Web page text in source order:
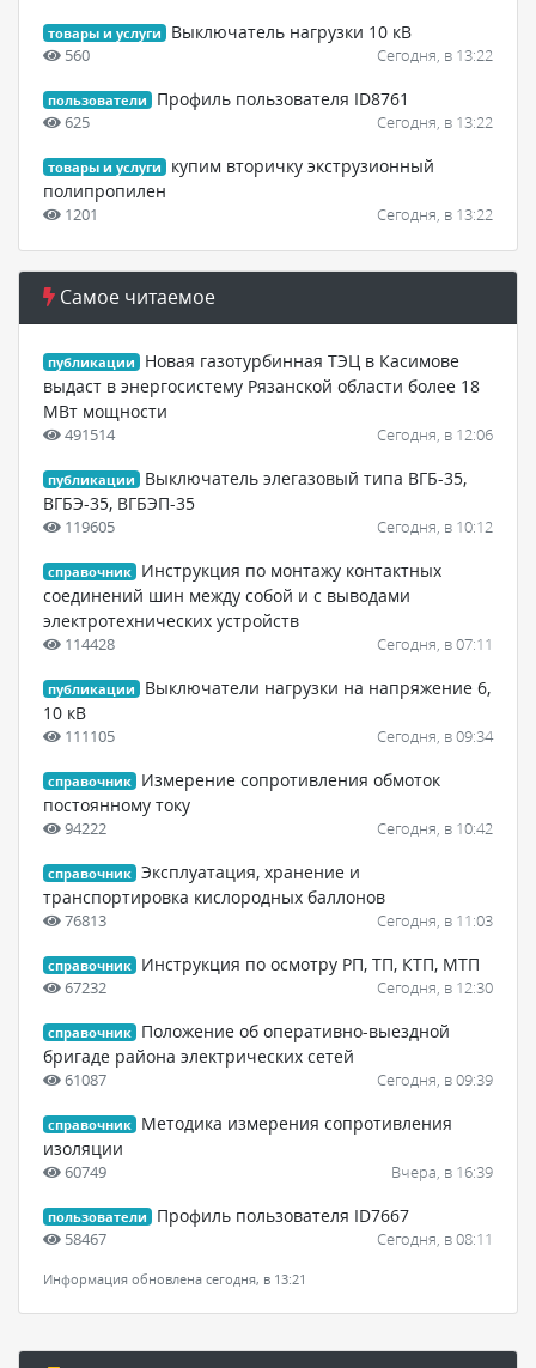
товары и услуги Выключатель нагрузки 10 кВ
560 Сегодня, в 13:22
пользователи Профиль пользователя ID8761
625 Сегодня, в 13:22
товары и услуги
купим вторичку экструзионный
полипропилен
1201 Сегодня, в 13:22
Самое читаемое
публикации
Новая газотурбинная ТЭЦ в Касимове
выдаст в энергосистему Рязанской области более 18
МВт мощности
491514 Сегодня, в 12:06
публикации
Выключатель элегазовый типа ВГБ-35,
ВГБЭ-35, ВГБЭП-35
119605 Сегодня, в 10:12
справочник
Инструкция по монтажу контактных
соединений шин между собой и с выводами
электротехнических устройств
114428 Сегодня, в 07:11
публикации
Выключатели нагрузки на напряжение 6,
10 кВ
111105 Сегодня, в 09:34
справочник
Измерение сопротивления обмоток
постоянному току
94222 Сегодня, в 10:42
справочник Эксплуатация, хранение и
транспортировка кислородных баллонов
76813 Сегодня, в 11:03
справочник Инструкция по осмотру РП, ТП, КТП, МТП
67232 Сегодня, в 12:30
справочник
Положение об оперативно-выездной
бригаде района электрических сетей
61087 Сегодня, в 09:39
справочник
Методика измерения сопротивления
изоляции
60749 Вчера, в 16:39
пользователи Профиль пользователя ID7667
58467 Сегодня, в 08:11
Информация обновлена сегодня, в 13:21